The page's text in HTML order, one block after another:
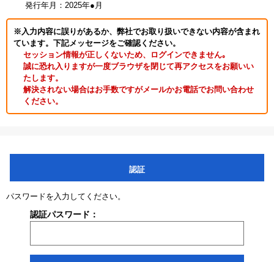
発行年月：2025年●月
※入力内容に誤りがあるか、弊社でお取り扱いできない内容が含まれ
ています。下記メッセージをご確認ください。
セッション情報が正しくないため、ログインできません｡
誠に恐れ入りますが一度ブラウザを閉じて再アクセスをお願いい
たします。
解決されない場合はお手数ですがメールかお電話でお問い合わせ
ください。
認証
パスワードを入力してください。
認証パスワード：